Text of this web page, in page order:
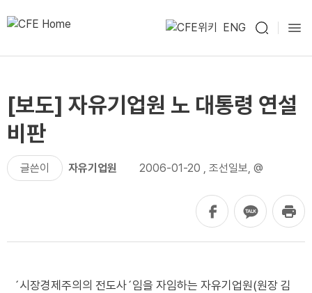
ENG
[보도] 자유기업원 노 대통령 연설
비판
글쓴이 자유기업원 2006-01-20 , 조선일보, @
´시장경제주의의 전도사´임을 자임하는 자유기업원(원장 김